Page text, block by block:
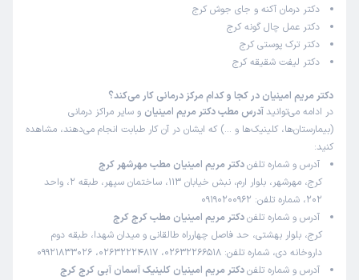
برای مشکل کهیر مزمن بهشون مراجعه کردم. تشخیصشون و
درمانشون هردو عالی بودن. مشکلی که روزها بود خواب رو ازم
گرفته بود، کاملا در طی یکی دوروز حل شد. کاملا با صبر و
حوصله برام توضیح دادن. یه امپول هم باید میزدم که
تزریقاتشون بی نقص بود و واقعا هیچی حس نکردم. شدیدا
پیشنهاد میکنم بهشون مراجعه کنید. با تشکر از تمامی اعضای
اون مطب. ✨
وحیده
این پزشک را پیشنهاد میکنم
زمان انتظار:0-15 دقیقه
دکتر درمان آکنه و جای جوش کرج
دکتر عمل چال گونه کرج
دکتر ترک پوستی کرج
دکتر لیفت شقیقه کرج
دکتر مریم امینیان در کجا و کدام مرکز درمانی کار می‌کند؟
در ادامه می‌توانید آدرس مطب دکتر مریم امینیان و سایر مراکز درمانی
(بیمارستان‌ها، کلینیک‌ها و …) که ایشان در آن کار طبابت انجام می‌دهند، مشاهده
کنید:
آدرس و شماره تلفندکتر مریم امینیان مطب مهرشهر کرج
کرج، مهرشهر، بلوار ارم، نبش خیابان 113، ساختمان سپهر، طبقه 2، واحد
202، شماره تلفن: 09190200962
آدرس و شماره تلفندکتر مریم امینیان مطب کرج کرج
کرج، بلوار بهشتی، حد فاصل چهارراه طالقانی و میدان شهدا، طبقه دوم
داروخانه دی، شماره تلفن: 02632266518، 02632224817، 09921833026
آدرس و شماره تلفندکتر مریم امینیان کلینیک آسمان آبی کرج کرج